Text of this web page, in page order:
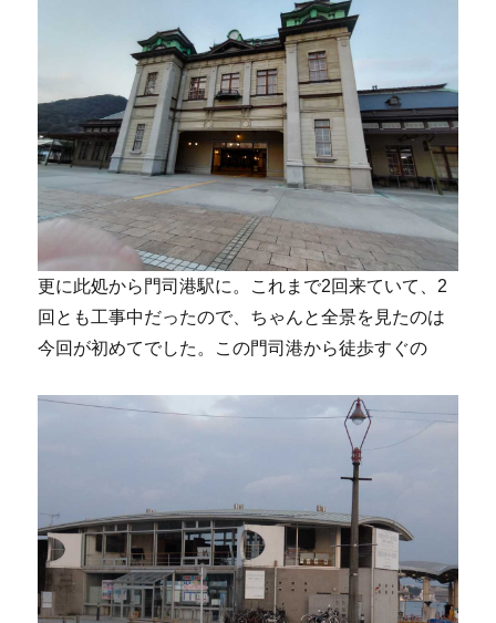
更に此処から門司港駅に。これまで2回来ていて、2
回とも工事中だったので、ちゃんと全景を見たのは
今回が初めてでした。この門司港から徒歩すぐの